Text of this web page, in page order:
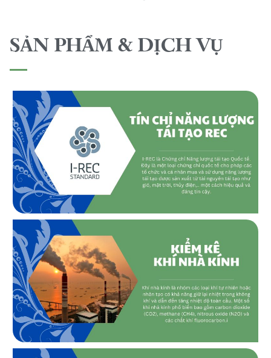
SẢN PHẨM & DỊCH VỤ